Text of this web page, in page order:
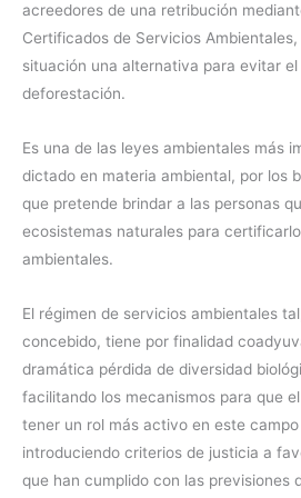
acreedores de una retribución
Certificados de Servicios
situación una alternativa para evitar
deforestación.
Es una de las leyes ambientales más
dictado en materia ambiental, por los
que pretende brindar a las personas
ecosistemas naturales para
ambientales.
El régimen de servicios ambientales
concebido, tiene por finalidad
dramática pérdida de diversidad
facilitando los mecanismos para que
tener un rol más activo en este
introduciendo criterios de justicia a
que han cumplido con las previsiones